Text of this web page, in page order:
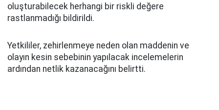
oluşturabilecek herhangi bir riskli değere
rastlanmadığı bildirildi.
Yetkililer, zehirlenmeye neden olan maddenin ve
olayın kesin sebebinin yapılacak incelemelerin
ardından netlik kazanacağını belirtti.